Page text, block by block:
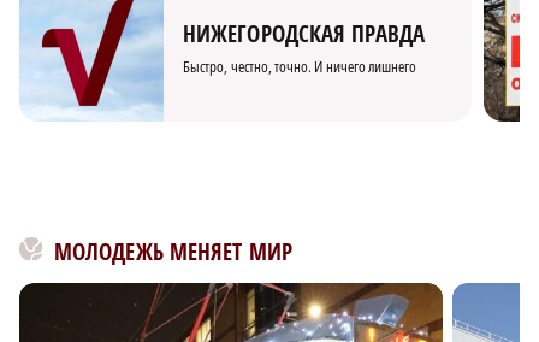
НИЖЕГОРОДСКАЯ ПРАВДА
Быстро, честно, точно. И ничего лишнего
МОЛОДЕЖЬ МЕНЯЕТ МИР